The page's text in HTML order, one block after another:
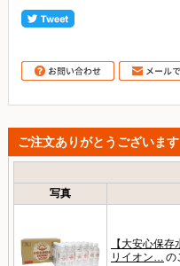
ご注文ありがとうございます